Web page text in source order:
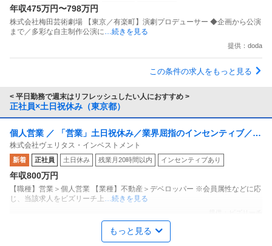
年収475万円〜798万円
株式会社梅田芸術劇場 【東京／有楽町】演劇プロデューサー ◆企画から公演
まで／多彩な自主制作公演に…続きを見る
提供：doda
この条件の求人をもっと見る
< 平日勤務で週末はリフレッシュしたい人におすすめ >
正社員×土日祝休み（東京都）
個人営業 ／ 「営業」土日祝休み／業界屈指のインセンティブ／残
業月10h
株式会社ヴェリタス・インベストメント
新着 正社員 土日休み 残業月20時間以内 インセンティブあり
年収800万円
【職種】営業＞個人営業 【業種】不動産＞デベロッパー ※会員属性などに応
じ、当該求人をビズリーチ上 …続きを見る
商品企画 ／ 「商品企画／マーケティングマネージャー」「たべっ
もっと見る